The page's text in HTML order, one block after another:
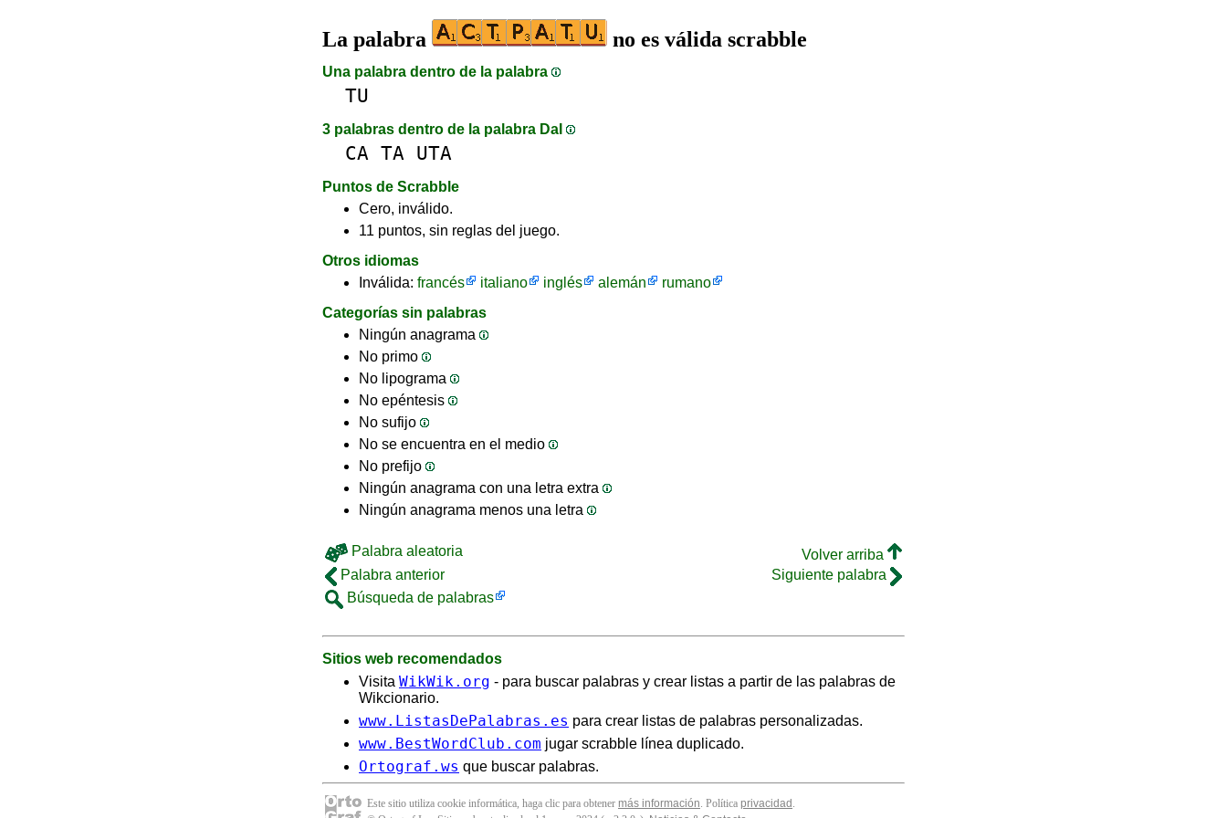
La palabra no es válida scrabble
Una palabra dentro de la palabra
TU
3 palabras dentro de la palabra DaI
CA TA UTA
Puntos de Scrabble
Cero, inválido.
11 puntos, sin reglas del juego.
Otros idiomas
Inválida: francés italiano inglés alemán
rumano
Categorías sin palabras
Ningún anagrama
No primo
No lipograma
No epéntesis
No sufijo
No se encuentra en el medio
No prefijo
Ningún anagrama con una letra extra
Ningún anagrama menos una letra
Palabra aleatoria
Volver arriba
Palabra anterior
Siguiente palabra
Búsqueda de palabras
Sitios web recomendados
Visita WikWik.org - para buscar palabras y crear listas a partir de las palabras de
Wikcionario.
www.ListasDePalabras.es para crear listas de palabras personalizadas.
www.BestWordClub.com jugar scrabble línea duplicado.
Ortograf.ws que buscar palabras.
Este sitio utiliza cookie informática, haga clic para obtener más información. Política privacidad .